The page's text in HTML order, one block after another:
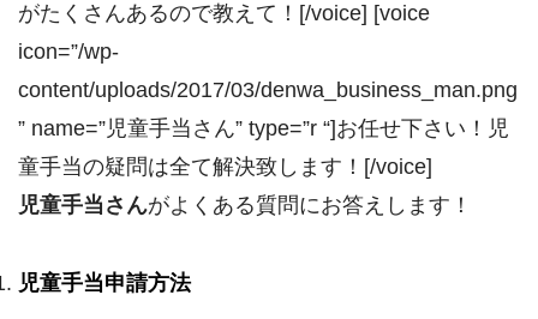
がたくさんあるので教えて！[/voice] [voice
icon=”/wp-
content/uploads/2017/03/denwa_business_man.png
” name=”児童手当さん” type=”r “]お任せ下さい！児
童手当の疑問は全て解決致します！[/voice]
児童手当さんがよくある質問にお答えします！
児童手当申請方法